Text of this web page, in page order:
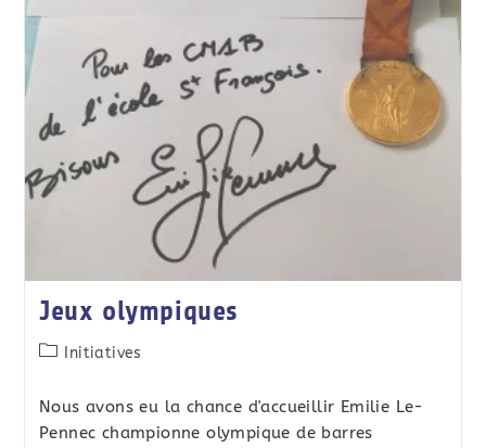
Jeux olympiques
Initiatives
Nous avons eu la chance d'accueillir Emilie Le-
Pennec championne olympique de barres